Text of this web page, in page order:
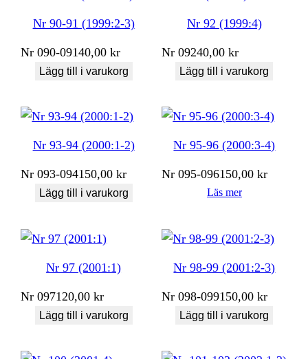
Nr 90-91 (1999:2-3)
Nr 090-09140,00kr
Lägg till i varukorg
Nr 92 (1999:4)
Nr 09240,00kr
Lägg till i varukorg
Nr 93-94 (2000:1-2)
Nr 093-094150,00kr
Lägg till i varukorg
Nr 95-96 (2000:3-4)
Nr 095-096150,00kr
Läs mer
Nr 97 (2001:1)
Nr 097120,00kr
Lägg till i varukorg
Nr 98-99 (2001:2-3)
Nr 098-099150,00kr
Lägg till i varukorg